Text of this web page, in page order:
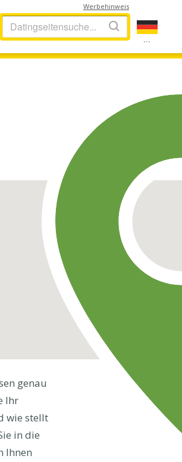
...
Werbehinweis
genau
Ihr
wie stellt
in die
Ihnen